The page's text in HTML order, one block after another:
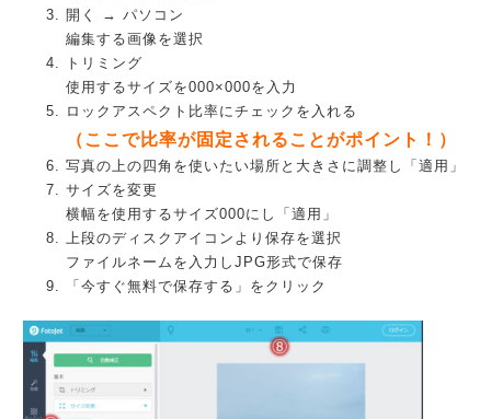
開く → パソコン
編集する画像を選択
トリミング
使用するサイズを000×000を入力
ロックアスペクト比率にチェックを入れる
（ここで比率が固定されることがポイント！）
写真の上の四角を使いたい場所と大きさに調整し「適用」
サイズを変更
横幅を使用するサイズ000にし「適用」
上段のディスクアイコンより保存を選択
ファイルネームを入力しJPG形式で保存
「今すぐ無料で保存する」をクリック